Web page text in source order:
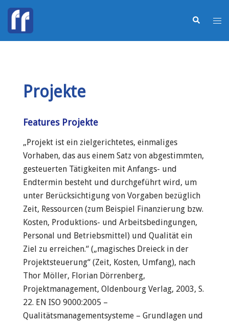
Projekte
Features Projekte
„Projekt ist ein zielgerichtetes, einmaliges
Vorhaben, das aus einem Satz von abgestimmten,
gesteuerten Tätigkeiten mit Anfangs- und
Endtermin besteht und durchgeführt wird, um
unter Berücksichtigung von Vorgaben bezüglich
Zeit, Ressourcen (zum Beispiel Finanzierung bzw.
Kosten, Produktions- und Arbeitsbedingungen,
Personal und Betriebsmittel) und Qualität ein
Ziel zu erreichen.“ („magisches Dreieck in der
Projektsteuerung“ (Zeit, Kosten, Umfang), nach
Thor Möller, Florian Dörrenberg,
Projektmanagement, Oldenbourg Verlag, 2003, S.
22. EN ISO 9000:2005 –
Qualitätsmanagementsysteme – Grundlagen und